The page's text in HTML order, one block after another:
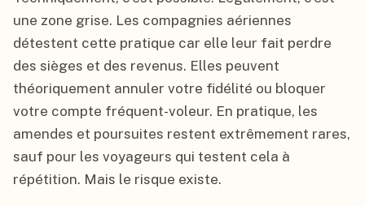
une zone grise. Les compagnies aériennes
détestent cette pratique car elle leur fait perdre
des sièges et des revenus. Elles peuvent
théoriquement annuler votre fidélité ou bloquer
votre compte fréquent-voleur. En pratique, les
amendes et poursuites restent extrêmement rares,
sauf pour les voyageurs qui testent cela à
répétition. Mais le risque existe.